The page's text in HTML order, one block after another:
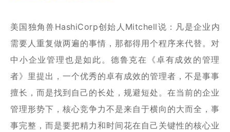
美国独角兽HashiCorp创始人Mitchell说：凡是企业内
需要人重复做两遍的事情，那都得用个程序来代替。对
中小企业管理也是如此。德鲁克在《卓有成效的管理
者》里提出，一个优秀的卓有成效的管理者，不是事事
擅长，而是找到自己的长处，规避短处。在当前的企业
管理形势下，核心竞争力不是来自于横向的大而全，事
事完整，而是要把精力和时间花在自己关键性的核心业